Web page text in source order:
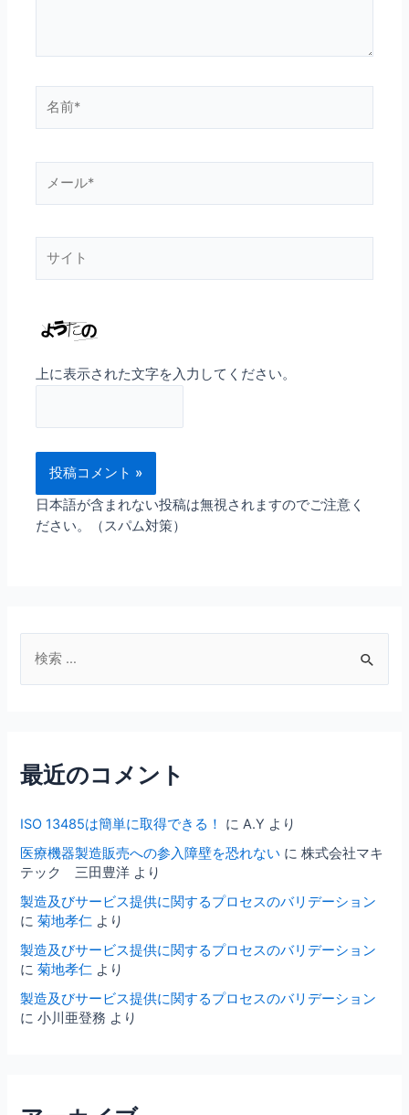
ー
*
上に表示された文字を入力してください。
日本語が含まれない投稿は無視されますのでご注意く
ださい。（スパム対策）
最近のコメント
ISO 13485は簡単に取得できる！ にA.Y より
医療機器製造販売への参入障壁を恐れない に株式会社マキ
テック 三田豊洋 より
製造及びサービス提供に関するプロセスのバリデーション
に菊地孝仁 より
製造及びサービス提供に関するプロセスのバリデーション
に菊地孝仁 より
製造及びサービス提供に関するプロセスのバリデーション
に小川亜登務 より